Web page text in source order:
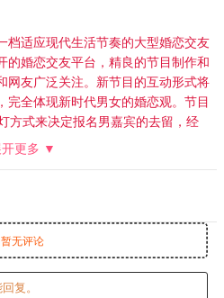
适应现代生活节奏的大型婚恋交友
的婚恋交友平台，精良的节目制作和
网友广泛关注。新节目的互动形式将
完全体现新时代男女的婚恋观。节目
方式来决定报名男嘉宾的去留，经
“爱之终决选”、“男生权利”等规则来
开更多 ▼
暂无评论
复。